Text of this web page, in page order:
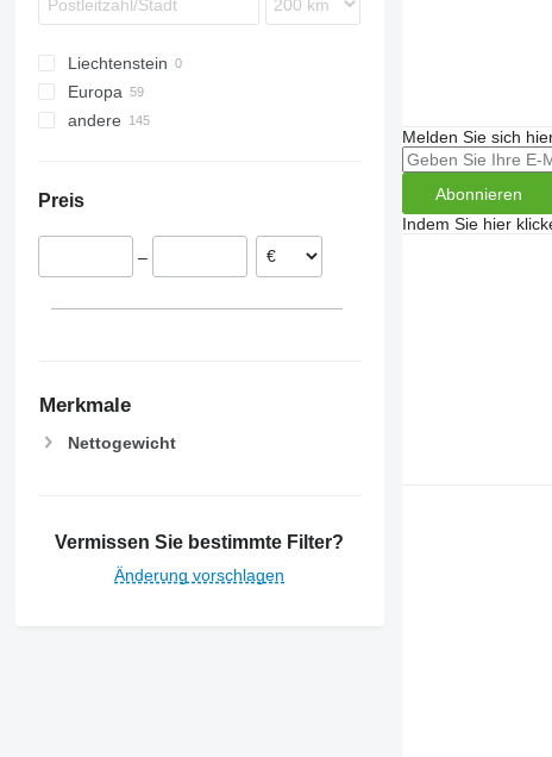
Liechtenstein
Europa
Polen
andere
Preis
–
Merkmale
Nettogewicht
Vermissen Sie bestimmte Filter?
Änderung vorschlagen
Melden Sie sich
Abonnieren
Indem Sie hier